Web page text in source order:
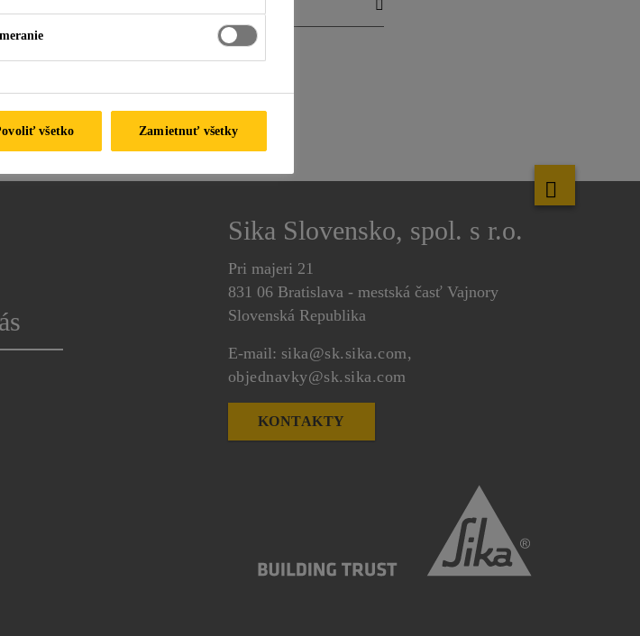
sa...
Sika Slovensko, spol. s r.o.
Pri majeri 21
831 06 Bratislava - mestská časť Vajnory
Slovenská Republika
E-mail: sika@sk.sika.com,
objednavky@sk.sika.com
KONTAKTY
Zamietnuť všetky
všetko